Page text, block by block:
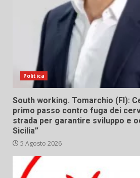
Politica
South working. Tomarchio (FI):
primo passo contro fuga dei
strada per garantire sviluppo e
Sicilia”
5 Agosto 2026